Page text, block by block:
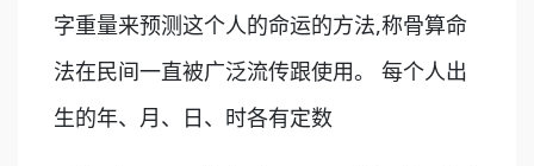
字重量来预测这个人的命运的方法,称骨算命
法在民间一直被广泛流传跟使用。 每个人出
生的年、月、日、时各有定数